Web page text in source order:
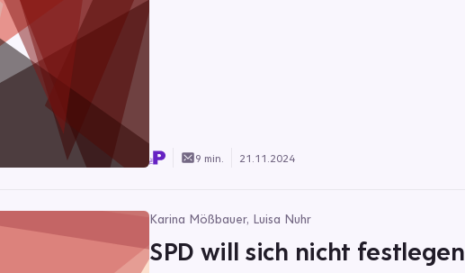
9 min. 21.11.2024
Karina Mößbauer, Luisa Nuhr
SPD will sich nicht festlegen